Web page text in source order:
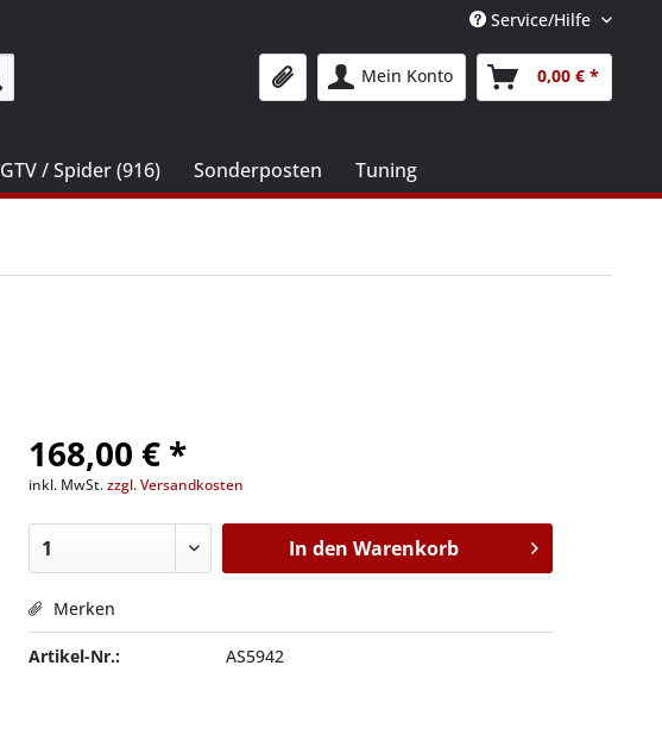
Service/Hilfe
Mein Konto 0,00 € *
GTV / Spider (916) Sonderposten Tuning
168,00 € *
inkl. MwSt.zzgl. Versandkosten
In den Warenkorb
Merken
Artikel-Nr.: AS5942